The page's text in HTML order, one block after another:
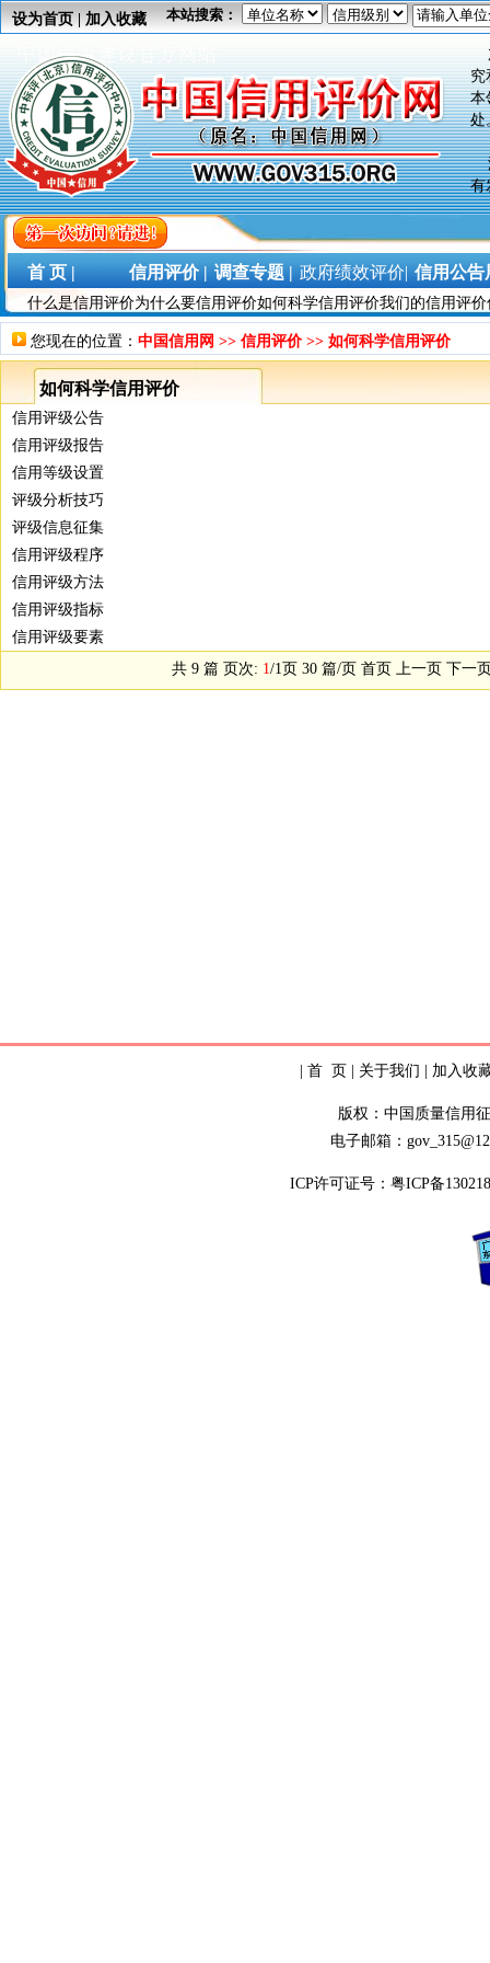
设为首页|加入收藏 本站搜索：
究
本
处
没
有
权
之
加
本
首 页 | 信用评价 | 调查专题 | 政府绩效评价| 信用公告
什么是信用评价为什么要信用评价如何科学信用评价我们的信用评价
您现在的位置： 中国信用网 >> 信用评价>> 如何科学信用评价
如何科学信用评价
信用评级公告
信用评级报告
信用等级设置
评级分析技巧
评级信息征集
信用评级程序
信用评级方法
信用评级指标
信用评级要素
共 9 篇 页次: 1/1页 30 篇/页 首页 上一页 下一
首 页 关于我们 加入收
版权：中国质量信用
电子邮箱：
ICP许可证号： 粤ICP备